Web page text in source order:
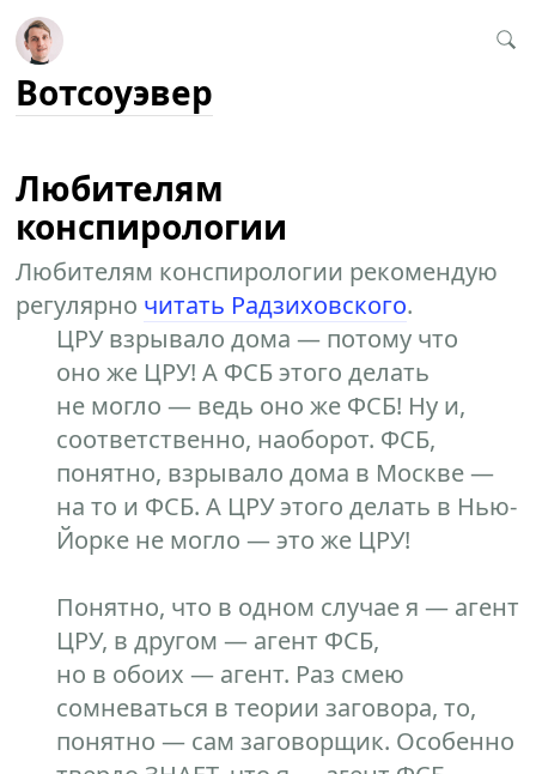
Вотсоуэвер
Любителям
конспирологии
Любителям конспирологии рекомендую
регулярно читать Радзиховского.
ЦРУ взрывало дома — потому что
оно же ЦРУ! А ФСБ этого делать
не могло — ведь оно же ФСБ! Ну и,
соответственно, наоборот. ФСБ,
понятно, взрывало дома в Москве —
на то и ФСБ. А ЦРУ этого делать в Нью-
Йорке не могло — это же ЦРУ!
Понятно, что в одном случае я — агент
ЦРУ, в другом — агент ФСБ,
но в обоих — агент. Раз смею
сомневаться в теории заговора, то,
понятно — сам заговорщик. Особенно